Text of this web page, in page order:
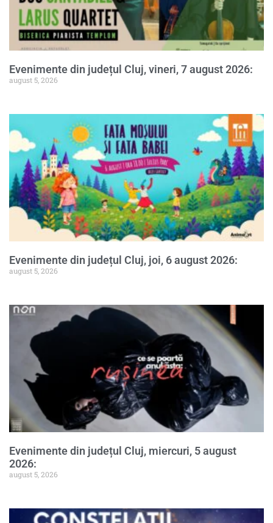
Evenimente din județul Cluj, vineri, 7 august 2026:
august 5, 2026
Evenimente din județul Cluj, joi, 6 august 2026:
august 5, 2026
Evenimente din județul Cluj, miercuri, 5 august
2026:
august 5, 2026